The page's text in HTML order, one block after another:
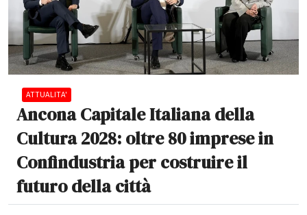
ATTUALITA'
Ancona Capitale Italiana della
Cultura 2028: oltre 80 imprese in
Confindustria per costruire il
futuro della città